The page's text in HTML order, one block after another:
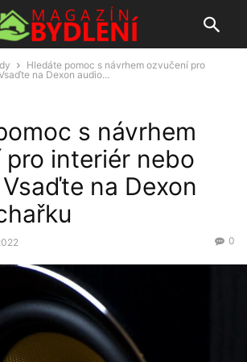
Hledáte pomoc s návrhem ozvučení pro
na Dexon audio...
s návrhem
interiér nebo
na Dexon
0